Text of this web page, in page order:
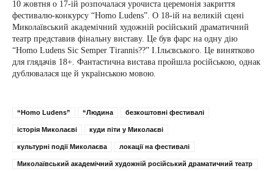
10 жовтня о 17-ій розпочалася урочиста церемонія закриття
фестивалю-конкурсу “Homo Ludens”. О 18-ій на великій сцені
Миколаївський академічний художній російський драматичний
театр представив фінальну виставу. Це був фарс на одну дію
“Homo Ludens Sic Semper Tirannis??” І.Ільєвського. Це винятково
для глядачів 18+. Фантастична вистава пройшла російською, однак
дублювалася ще й українською мовою.
“Homo Ludens” “Людина безкоштовні фестивалі
історія Миколаєві куди піти у Миколаєві
культурні події Миколаєва локації на фестивалі
Миколаївський академічний художній російський драматичний театр